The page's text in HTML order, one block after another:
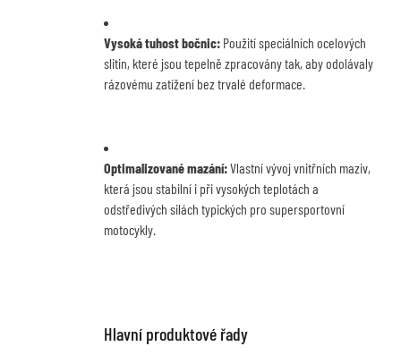
Vysoká tuhost bočnic: Použití speciálních ocelových
slitin, které jsou tepelně zpracovány tak, aby odolávaly
rázovému zatížení bez trvalé deformace.
Optimalizované mazání: Vlastní vývoj vnitřních maziv,
která jsou stabilní i při vysokých teplotách a
odstředivých silách typických pro supersportovní
motocykly.
Hlavní produktové řady